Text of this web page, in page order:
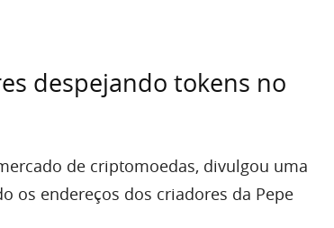
despejando tokens no
de criptomoedas, divulgou uma
os endereços dos criadores da Pepe